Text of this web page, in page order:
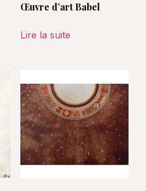
Œuvre d’art Babel
Lire la suite